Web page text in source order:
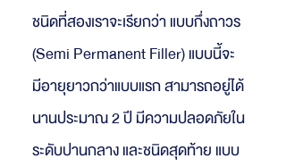
ชนิดที่สองเราจะเรียกว่า แบบกึ่งถาวร
(Semi Permanent Filler) แบบนี้จะ
มีอายุยาวกว่าแบบแรก สามารถอยู่ได้
นานประมาณ 2 ปี มีความปลอดภัยใน
ระดับปานกลาง และชนิดสุดท้าย แบบ